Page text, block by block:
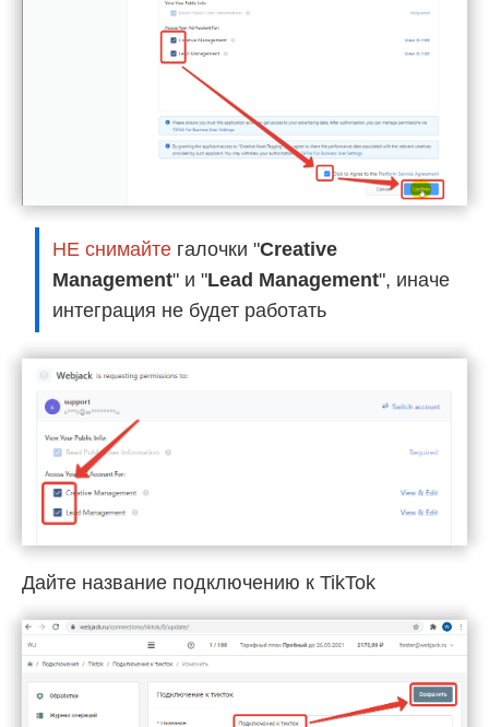
НЕ снимайте галочки "Creative
Management" и "Lead Management", иначе
интеграция не будет работать
Дайте название подключению к TikTok